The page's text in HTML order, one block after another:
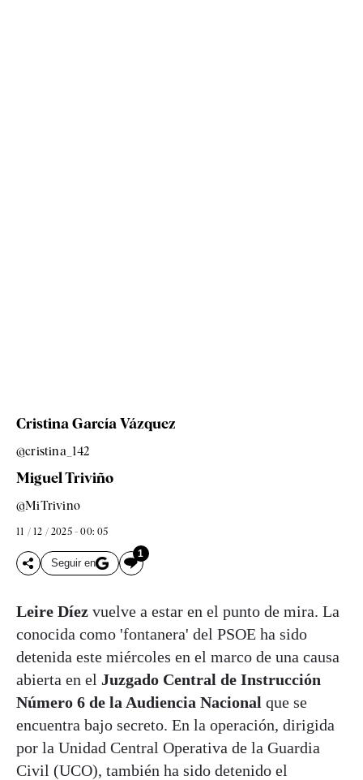
Cristina García Vázquez
@cristina_142
Miguel Triviño
@MiTrivino
11 / 12 / 2025 - 00: 05
Seguir en
1
Leire Díez vuelve a estar en el punto de mira. La
conocida como 'fontanera' del PSOE ha sido
detenida este miércoles en el marco de una causa
abierta en el Juzgado Central de Instrucción
Número 6 de la Audiencia Nacional que se
encuentra bajo secreto. En la operación, dirigida
por la Unidad Central Operativa de la Guardia
Civil (UCO), también ha sido detenido el